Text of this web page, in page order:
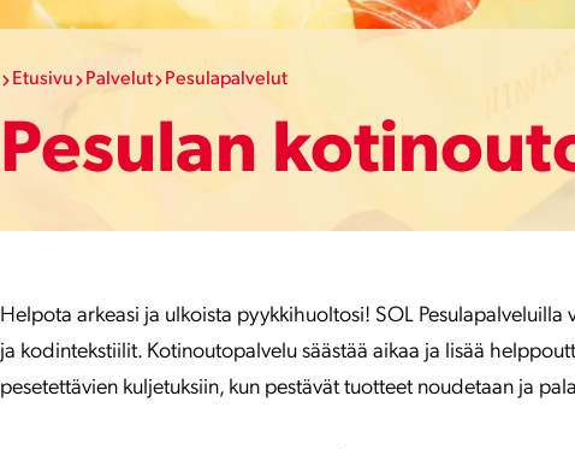
Etusivu Palvelut Pesulapalvelut
Pesulan
Helpota arkeasi ja ulkoista pyykkihuoltosi! SOL Pesulapalveluilla
ja kodintekstiilit. Kotinoutopalvelu säästää aikaa ja lisää
pesetettävien kuljetuksiin, kun pestävät tuotteet noudetaan ja